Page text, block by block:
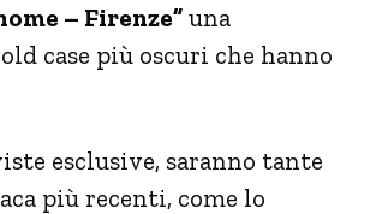
– Firenze” una
case più oscuri che hanno
esclusive, saranno tante
più recenti, come lo